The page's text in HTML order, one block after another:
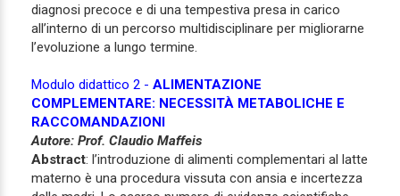
diagnosi precoce e di una tempestiva presa in carico
all’interno di un percorso multidisciplinare per migliorarne
l’evoluzione a lungo termine.
Modulo didattico 2 - ALIMENTAZIONE
COMPLEMENTARE: NECESSITÀ METABOLICHE E
RACCOMANDAZIONI
Autore: Prof. Claudio Maffeis
Abstract: l’introduzione di alimenti complementari al latte
materno è una procedura vissuta con ansia e incertezza